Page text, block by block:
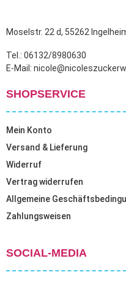
Moselstr. 22 d, 55262
Tel.: 06132/8980630
E-Mail:
SHOPSERVICE
Mein Konto
Versand & Lieferung
Widerruf
Vertrag widerrufen
Allgemeine
Zahlungsweisen
SOCIAL-MEDIA